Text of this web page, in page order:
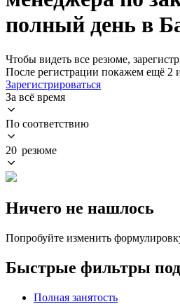
полный день в
Чтобы видеть все резюме,
После регистрации покажем ещё 2
Зарегистрироваться
За всё время
По соответствию
20 резюме
Ничего не нашлось
Попробуйте изменить
Быстрые фильтры
Полная занятость